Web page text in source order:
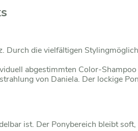
Durch die vielfältigen
abgestimmten Color-
von Daniela. Der lockige
ist. Der Ponybereich bleibt